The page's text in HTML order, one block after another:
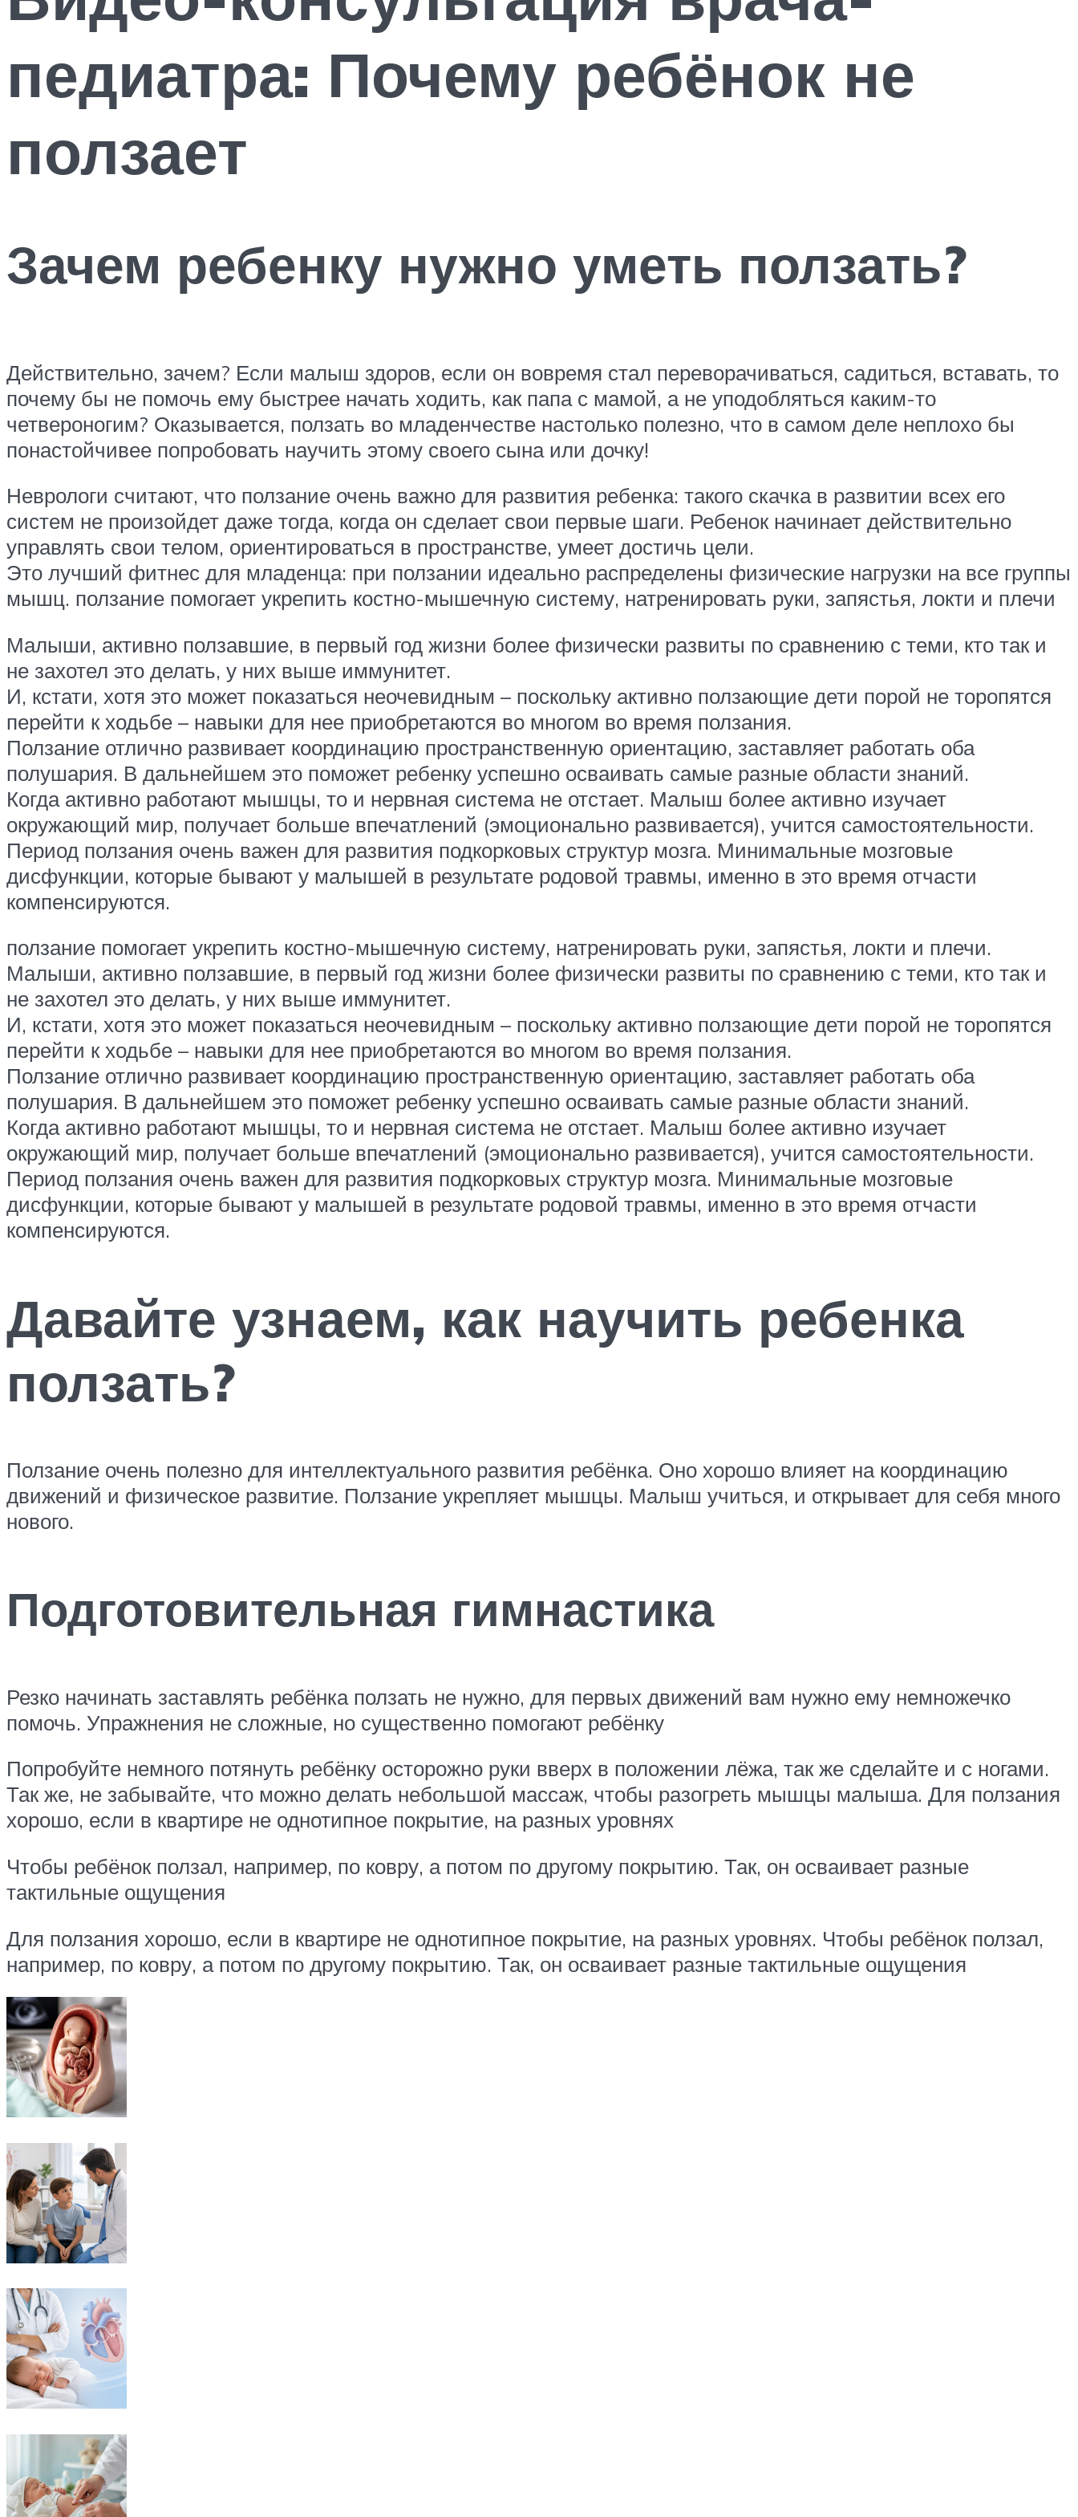
педиатра: Почему ребёнок не
ползает
Зачем ребенку нужно уметь ползать?
Действительно, зачем? Если малыш здоров, если он вовремя стал переворачиваться, садиться, вставать, то
почему бы не помочь ему быстрее начать ходить, как папа с мамой, а не уподобляться каким-то
четвероногим? Оказывается, ползать во младенчестве настолько полезно, что в самом деле неплохо бы
понастойчивее попробовать научить этому своего сына или дочку!
Неврологи считают, что ползание очень важно для развития ребенка: такого скачка в развитии всех его
систем не произойдет даже тогда, когда он сделает свои первые шаги. Ребенок начинает действительно
управлять свои телом, ориентироваться в пространстве, умеет достичь цели.
Это лучший фитнес для младенца: при ползании идеально распределены физические нагрузки на все группы
мышц. ползание помогает укрепить костно-мышечную систему, натренировать руки, запястья, локти и плечи
Малыши, активно ползавшие, в первый год жизни более физически развиты по сравнению с теми, кто так и
не захотел это делать, у них выше иммунитет.
И, кстати, хотя это может показаться неочевидным – поскольку активно ползающие дети порой не торопятся
перейти к ходьбе – навыки для нее приобретаются во многом во время ползания.
Ползание отлично развивает координацию пространственную ориентацию, заставляет работать оба
полушария. В дальнейшем это поможет ребенку успешно осваивать самые разные области знаний.
Когда активно работают мышцы, то и нервная система не отстает. Малыш более активно изучает
окружающий мир, получает больше впечатлений (эмоционально развивается), учится самостоятельности.
Период ползания очень важен для развития подкорковых структур мозга. Минимальные мозговые
дисфункции, которые бывают у малышей в результате родовой травмы, именно в это время отчасти
компенсируются.
ползание помогает укрепить костно-мышечную систему, натренировать руки, запястья, локти и плечи.
Малыши, активно ползавшие, в первый год жизни более физически развиты по сравнению с теми, кто так и
не захотел это делать, у них выше иммунитет.
И, кстати, хотя это может показаться неочевидным – поскольку активно ползающие дети порой не торопятся
перейти к ходьбе – навыки для нее приобретаются во многом во время ползания.
Ползание отлично развивает координацию пространственную ориентацию, заставляет работать оба
полушария. В дальнейшем это поможет ребенку успешно осваивать самые разные области знаний.
Когда активно работают мышцы, то и нервная система не отстает. Малыш более активно изучает
окружающий мир, получает больше впечатлений (эмоционально развивается), учится самостоятельности.
Период ползания очень важен для развития подкорковых структур мозга. Минимальные мозговые
дисфункции, которые бывают у малышей в результате родовой травмы, именно в это время отчасти
компенсируются.
Давайте узнаем, как научить ребенка
ползать?
Ползание очень полезно для интеллектуального развития ребёнка. Оно хорошо влияет на координацию
движений и физическое развитие. Ползание укрепляет мышцы. Малыш учиться, и открывает для себя много
нового.
Подготовительная гимнастика
Резко начинать заставлять ребёнка ползать не нужно, для первых движений вам нужно ему немножечко
помочь. Упражнения не сложные, но существенно помогают ребёнку
Попробуйте немного потянуть ребёнку осторожно руки вверх в положении лёжа, так же сделайте и с ногами.
Так же, не забывайте, что можно делать небольшой массаж, чтобы разогреть мышцы малыша. Для ползания
хорошо, если в квартире не однотипное покрытие, на разных уровнях
Чтобы ребёнок ползал, например, по ковру, а потом по другому покрытию. Так, он осваивает разные
тактильные ощущения
Для ползания хорошо, если в квартире не однотипное покрытие, на разных уровнях. Чтобы ребёнок ползал,
например, по ковру, а потом по другому покрытию. Так, он осваивает разные тактильные ощущения